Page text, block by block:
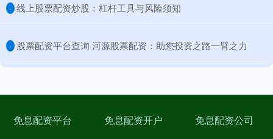
· ​线上股票配资炒股：杠杆工具与风险须知
· ​股票配资平台查询 河源股票配资：助您投资之路一臂之力
免息配资平台 免息配资开户 免息配资公司